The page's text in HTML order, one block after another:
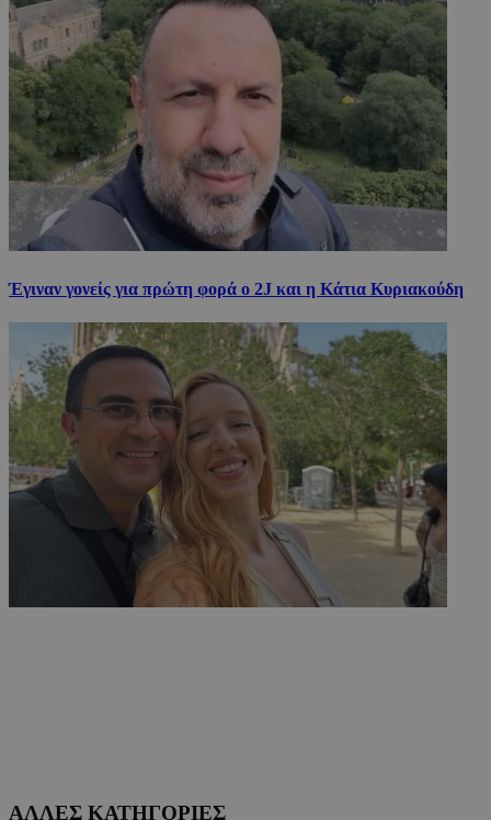
Έγιναν γονείς για πρώτη φορά ο 2J και η Κάτια Κυριακούδη
ΑΛΛΕΣ ΚΑΤΗΓΟΡΙΕΣ